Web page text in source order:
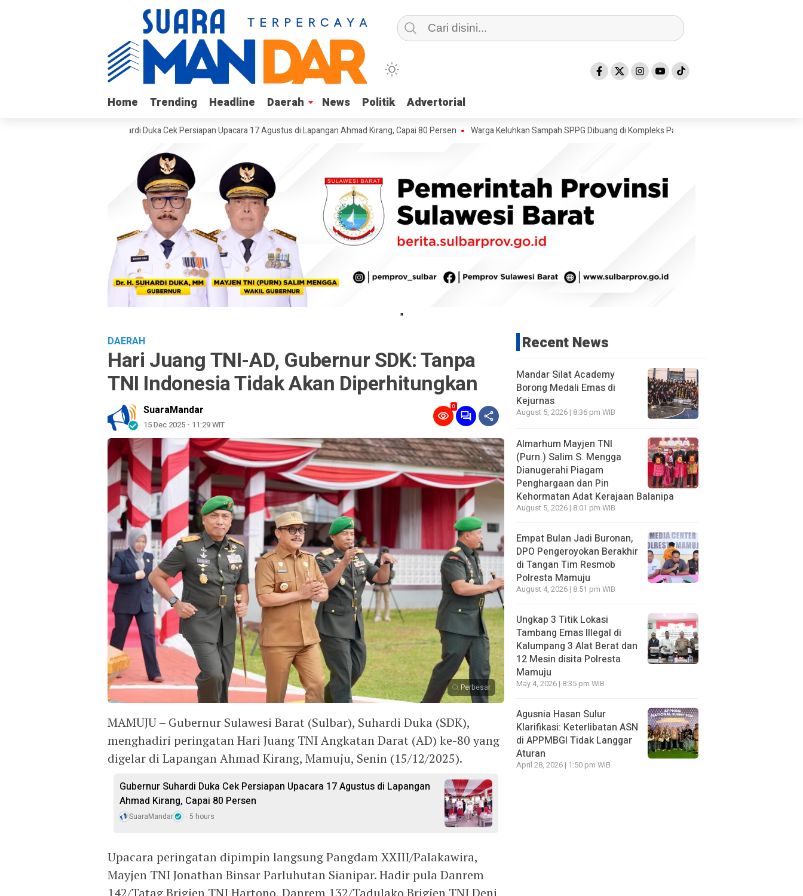
Home Trending Headline Daerah News Politik Advertorial
Home Trending Headline Daerah News Politik Advertorial
Gubernur Suhardi Duka Cek Persiapan Upacara 17 Agustus di Lapangan Ahmad Kirang, Capai 80 Persen Warga Keluhkan Sampah SPPG Dibuang di Kompleks Pasar Campalagian, Timbulkan Bau tak Sedap
"
DAERAH
Hari Juang TNI-AD, Gubernur SDK: Tanpa
TNI Indonesia Tidak Akan Diperhitungkan
SuaraMandar
15 Dec 2025 - 11:29 WIT
0
Perbesar
MAMUJU – Gubernur Sulawesi Barat (Sulbar), Suhardi Duka (SDK),
menghadiri peringatan Hari Juang TNI Angkatan Darat (AD) ke-80 yang
digelar di Lapangan Ahmad Kirang, Mamuju, Senin (15/12/2025).
Gubernur Suhardi Duka Cek Persiapan Upacara 17 Agustus di Lapangan
Ahmad Kirang, Capai 80 Persen
SuaraMandar 5 hours
Upacara peringatan dipimpin langsung Pangdam XXIII/Palakawira,
Mayjen TNI Jonathan Binsar Parluhutan Sianipar. Hadir pula Danrem
Recent News
Mandar Silat Academy
Borong Medali Emas di
Kejurnas
August 5, 2026 | 8:36 pm WIB
Almarhum Mayjen TNI
(Purn.) Salim S. Mengga
Dianugerahi Piagam
Penghargaan dan Pin
Kehormatan Adat Kerajaan Balanipa
August 5, 2026 | 8:01 pm WIB
Empat Bulan Jadi Buronan,
DPO Pengeroyokan Berakhir
di Tangan Tim Resmob
Polresta Mamuju
August 4, 2026 | 8:51 pm WIB
Ungkap 3 Titik Lokasi
Tambang Emas Illegal di
Kalumpang 3 Alat Berat dan
12 Mesin disita Polresta
Mamuju
May 4, 2026 | 8:35 pm WIB
Agusnia Hasan Sulur
Klarifikasi: Keterlibatan ASN
di APPMBGI Tidak Langgar
Aturan
April 28, 2026 | 1:50 pm WIB